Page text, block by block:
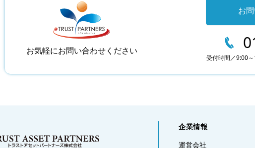
お問い合わせ
お気軽にお問い合わせください
お
受付時間／9:00
企業情報
運営会社